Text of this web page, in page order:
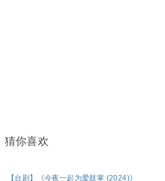
猜你喜欢
【台剧】《今夜一起为爱鼓掌 (2024)》